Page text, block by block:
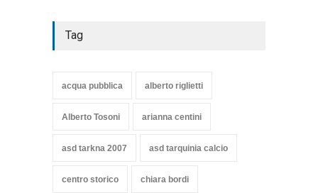
Tag
acqua pubblica alberto riglietti
Alberto Tosoni arianna centini
asd tarkna 2007 asd tarquinia calcio
centro storico chiara bordi